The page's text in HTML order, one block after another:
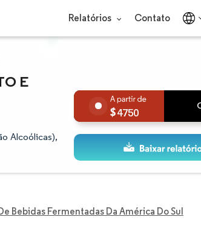
Relatórios Contato
E
Alcoólicas),
4750
Bebidas Fermentadas Da América Do Sul